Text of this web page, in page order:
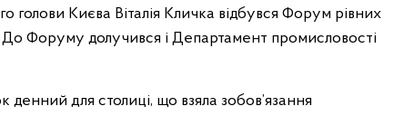
голови Києва Віталія Кличка відбувся Форум рівних
До Форуму долучився і Департамент промисловості
для столиці, що взяла зобов’язання